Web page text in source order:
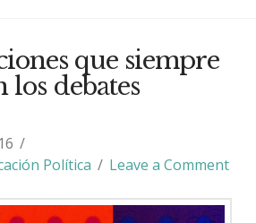
que siempre
los debates
Política Leave a Comment